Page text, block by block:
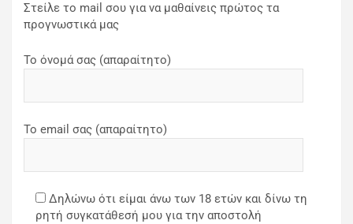
Στείλε το mail σου για να μαθαίνεις πρώτος τα
προγνωστικά μας
Το όνομά σας (απαραίτητο)
Το email σας (απαραίτητο)
Δηλώνω ότι είμαι άνω των 18 ετών και δίνω τη
ρητή συγκατάθεσή μου για την αποστολή